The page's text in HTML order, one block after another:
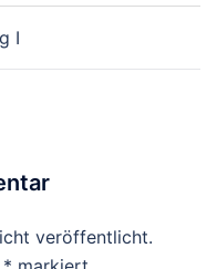
I
veröffentlicht.